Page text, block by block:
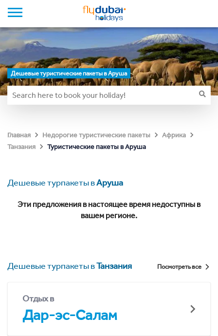
Дешевые туристические пакеты в Аруша
Главная Недорогие туристические пакеты
Африка
Танзания
Туристические пакеты в Аруша
Дешевые турпакеты вАруша
Эти предложения в настоящее время недоступны в
вашем регионе.
Дешевые турпакеты вТанзания Посмотреть все
Отдых в
Дар-эс-Салам